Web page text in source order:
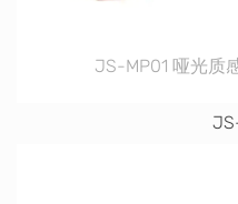
JS-MP01 哑光质